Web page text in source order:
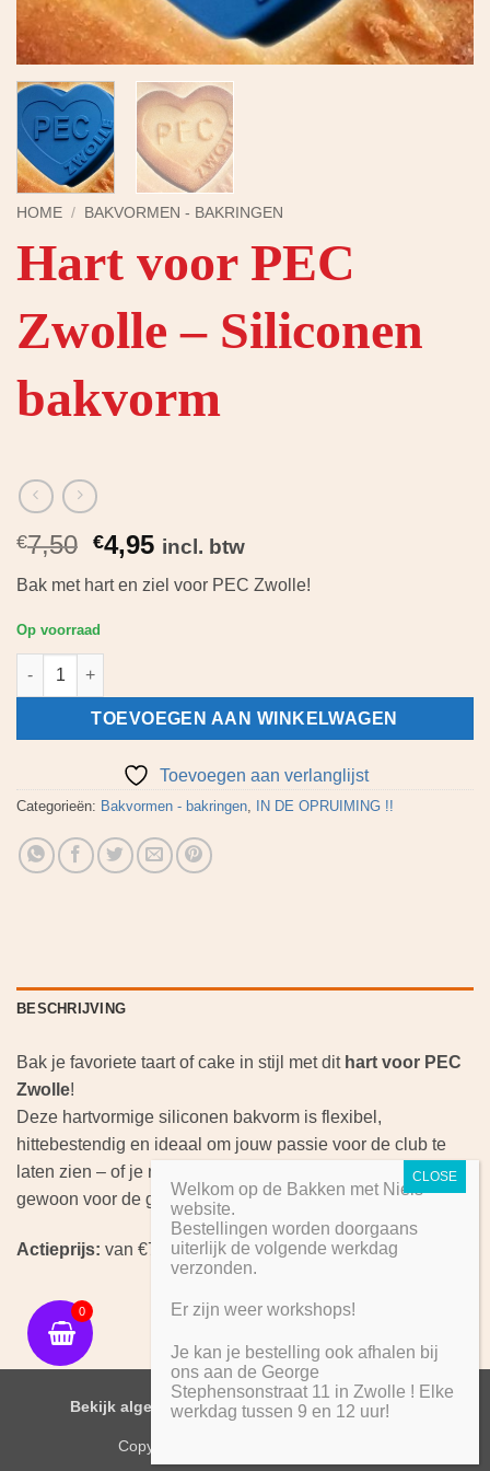
0
HOME / BAKVORMEN - BAKRINGEN
Hart voor PEC
Zwolle – Siliconen
bakvorm
€7,50 Oorspronkelijke
was:
€7,50.
€4,95Huidige
is:
incl. btw
Bak met hart en ziel voor PEC Zwolle!
Op voorraad
Hart voor PEC Zwolle – Siliconen bakvorm aantal
TOEVOEGEN AAN WINKELWAGEN
Toevoegen aan verlanglijst
Categorieën: Bakvormen - bakringen, IN DE OPRUIMING !!
BESCHRIJVING
Bak je favoriete taart of cake in stijl met dit hart voor PEC
Zwolle!
Deze hartvormige siliconen bakvorm is flexibel,
hittebestendig en ideaal om jouw passie voor de club te
laten zien – of je nu bakt voor een wedstrijdavond of
gewoon voor de gezelligheid.
Actieprijs: van €7,50 voor slechts€4,95
Bekijk algemene voorwaarden IDeal
Copyright 2026 ©
Welkom op de Bakken met Niels
website.
Bestellingen worden doorgaans
uiterlijk de volgende werkdag
verzonden.
Er zijn weer workshops!
Je kan je bestelling ook afhalen bij
ons aan de George
Stephensonstraat 11 in Zwolle ! Elke
werkdag tussen 9 en 12 uur!